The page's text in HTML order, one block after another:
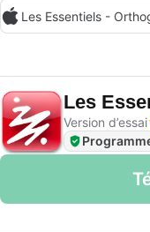
Les Essentiels -
Les
Version d’essai